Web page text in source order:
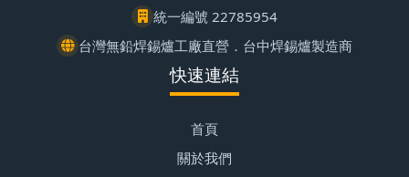
統一編號 22785954
台灣無鉛焊錫爐工廠直營．台中焊錫爐製造商
快速連結
首頁
關於我們